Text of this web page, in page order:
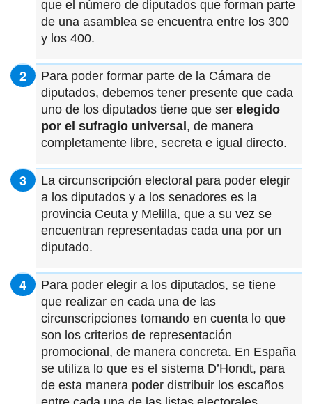
que el número de diputados que forman parte
de una asamblea se encuentra entre los 300
y los 400.
Para poder formar parte de la Cámara de
diputados, debemos tener presente que cada
uno de los diputados tiene que ser elegido
por el sufragio universal , de manera
completamente libre, secreta e igual directo.
La circunscripción electoral para poder elegir
a los diputados y a los senadores es la
provincia Ceuta y Melilla, que a su vez se
encuentran representadas cada una por un
diputado.
Para poder elegir a los diputados, se tiene
que realizar en cada una de las
circunscripciones tomando en cuenta lo que
son los criterios de representación
promocional, de manera concreta. En España
se utiliza lo que es el sistema D’Hondt, para
de esta manera poder distribuir los escaños